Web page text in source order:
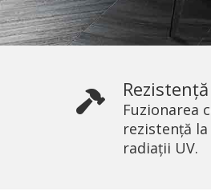
Fuzionarea
rezistență
radiații UV.